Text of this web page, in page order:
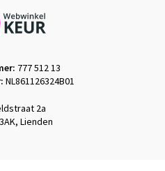
2a
Lienden
777 512 13
NL861126324B01